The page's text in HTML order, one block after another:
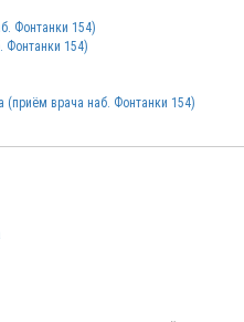
Фонтанки 154)
Фонтанки 154)
(приём врача наб. Фонтанки 154)